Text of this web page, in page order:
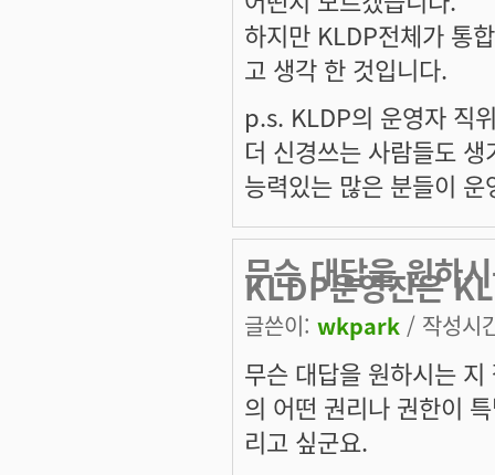
하지만 KLDP전체가 통
고 생각 한 것입니다.
p.s. KLDP의 운영자 직
더 신경쓰는 사람들도 생
능력있는 많은 분들이
무슨 대답을 원하
KLDP운영진은
글쓴이: wkpark / 작성시
무슨 대답을 원하시는
의 어떤 권리나 권한이
리고 싶군요.